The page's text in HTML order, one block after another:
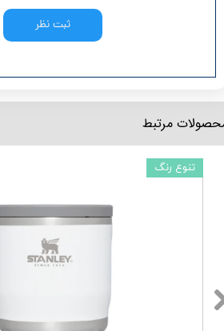
ثبت نظر
مرتبط
تنوع رنگ